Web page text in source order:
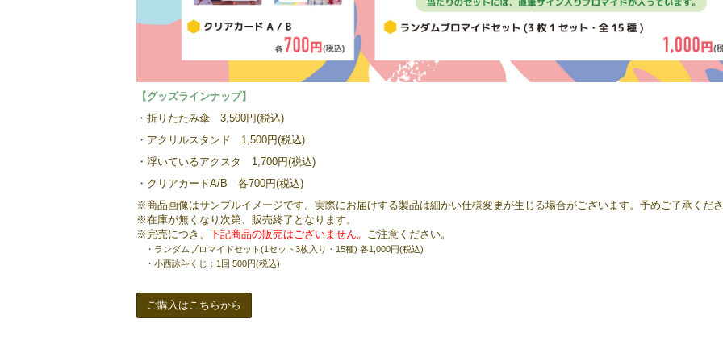
【グッズラインナップ】
・折りたたみ傘 3,500円(税込)
・アクリルスタンド 1,500円(税込)
・浮いているアクスタ 1,700円(税込)
・クリアカードA/B 各700円(税込)
※商品画像はサンプルイメージです。実際にお届けする製品は細かい仕様変更が生じる場合がございます。予めご了承くだ
※在庫が無くなり次第、販売終了となります。
※完売につき、 下記商品の販売はございません。 ご注意ください。
・ランダムブロマイドセット(1セット3枚入り・15種) 各1,000円(税込)
・小西詠斗くじ：1回 500円(税込)
ご購入はこちらから